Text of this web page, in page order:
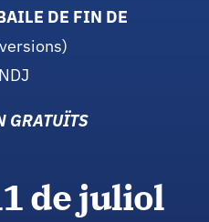
DE FIN DE
GRATUÏTS
de juliol